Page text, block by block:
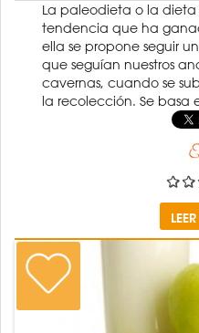
La paleodieta o la
tendencia que ha
ella se propone seguir
que seguían nuestros
cavernas, cuando se
la recolección. Se basa